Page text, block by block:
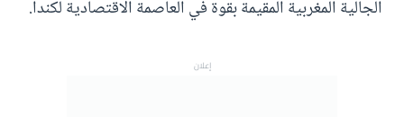
الجالية المغربية المقيمة بقوة في العاصمة الاقتصادية لكندا.
إعلان